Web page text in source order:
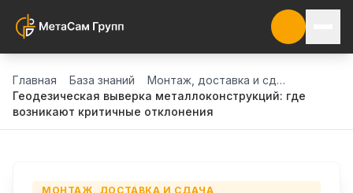
Главная База знаний
Монтаж, доставка и сдача металлокаркаса
Геодезическая выверка металлоконструкций: где
возникают критичные отклонения
МОНТАЖ, ДОСТАВКА И СДАЧА